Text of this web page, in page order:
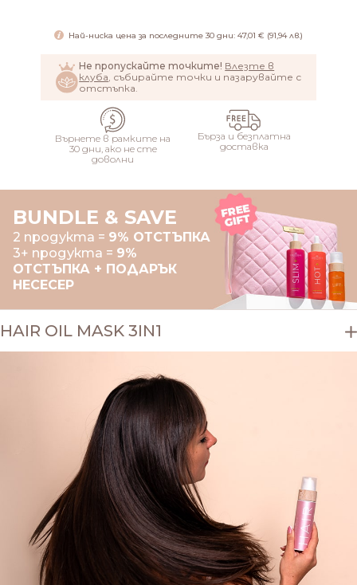
Най-ниска цена за последните 30 дни: 47,01 € (91,94 лв.)
Не пропускайте точките! Влезте в
клуба, събирайте точки и пазарувайте с
отстъпка.
Върнете в рамките на
30 дни, ако не сте
доволни
Бърза и безплатна
доставка
BUNDLE & SAVE
2 продукта = 9% ОТСТЪПКА
3+ продукта = 9%
ОТСТЪПКА + ПОДАРЪК
НЕСЕСЕР
HAIR OIL MASK 3IN1